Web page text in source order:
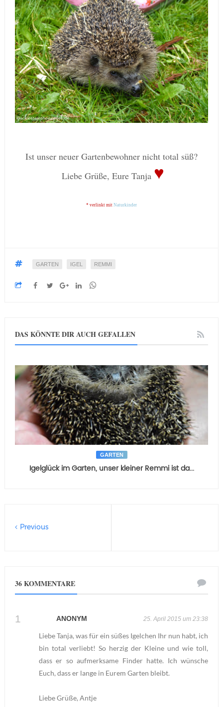
Ist unser neuer Gartenbewohner nicht total süß?
Liebe Grüße, Eure Tanja ♥
* verlinkt mit Naturkinder
GARTEN IGEL REMMI
DAS KÖNNTE DIR AUCH GEFALLEN
GARTEN
Igelglück im Garten, unser kleiner Remmi ist da...
Previous
36 KOMMENTARE
ANONYM 25. April 2015 um 23:38
Liebe Tanja, was für ein süßes Igelchen Ihr nun habt, ich
bin total verliebt! So herzig der Kleine und wie toll,
dass er so aufmerksame Finder hatte. Ich wünsche
Euch, dass er lange in Eurem Garten bleibt.
Liebe Grüße, Antje